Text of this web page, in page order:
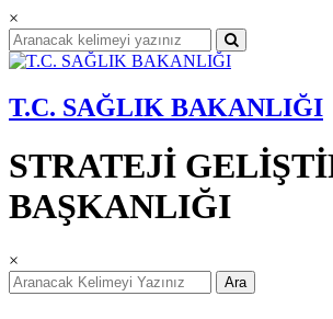
×
T.C. SAĞLIK BAKANLIĞI
STRATEJİ
BAŞKANLIĞI
×
Ara